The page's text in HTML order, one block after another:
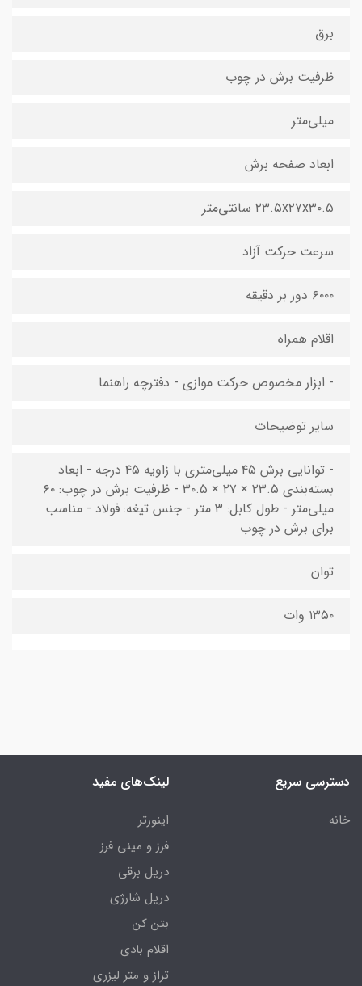
برق
ظرفیت برش در چوب
میلی‌متر
ابعاد صفحه برش
۲۳.۵x۲۷x۳۰.۵ سانتی‌متر
سرعت حرکت آزاد
۶۰۰۰ دور بر دقیقه
اقلام همراه
- ابزار مخصوص حرکت موازی - دفترچه راهنما
سایر توضیحات
- توانایی برش ۴۵ میلی‌متری با زاویه ۴۵ درجه - ابعاد
بسته‌بندی ۲۳.۵ × ۲۷ × ۳۰.۵ - ظرفیت برش در چوب: ۶۰
میلی‌متر - طول کابل: ۳ متر - جنس تیغه: فولاد - مناسب
برای برش در چوب
توان
۱۳۵۰ وات
دسترسی سریع
خانه
لینک‌های مفید
اینورتر
فرز و مینی فرز
دریل برقی
دریل شارژی
بتن کن
اقلام بادی
تراز و متر لیزری